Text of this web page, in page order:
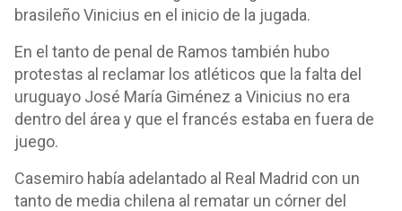
brasileño Vinicius en el inicio de la jugada.
En el tanto de penal de Ramos también hubo
protestas al reclamar los atléticos que la falta del
uruguayo José María Giménez a Vinicius no era
dentro del área y que el francés estaba en fuera de
juego.
Casemiro había adelantado al Real Madrid con un
tanto de media chilena al rematar un córner del